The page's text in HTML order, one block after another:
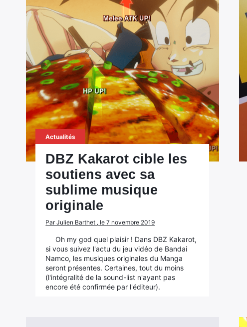
Actualités
DBZ Kakarot cible les
soutiens avec sa
sublime musique
originale
Par Julien Barthet , le 7 novembre 2019
Oh my god quel plaisir ! Dans DBZ Kakarot,
si vous suivez l'actu du jeu vidéo de Bandai
Namco, les musiques originales du Manga
seront présentes. Certaines, tout du moins
(l'intégralité de la sound-list n'ayant pas
encore été confirmée par l'éditeur).